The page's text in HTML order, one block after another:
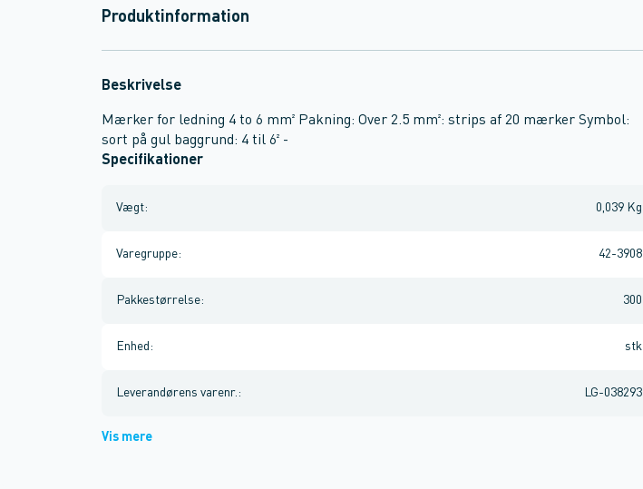
Produktinformation
Beskrivelse
Mærker for ledning 4 to 6 mm² Pakning: Over 2.5 mm²: strips af 20 mærker Symbol:
sort på gul baggrund: 4 til 6² -
Specifikationer
Vægt: 0,039 Kg
Varegruppe: 42-3908
Pakkestørrelse: 300
Enhed : stk
Leverandørens varenr. : LG-038293
Vis mere